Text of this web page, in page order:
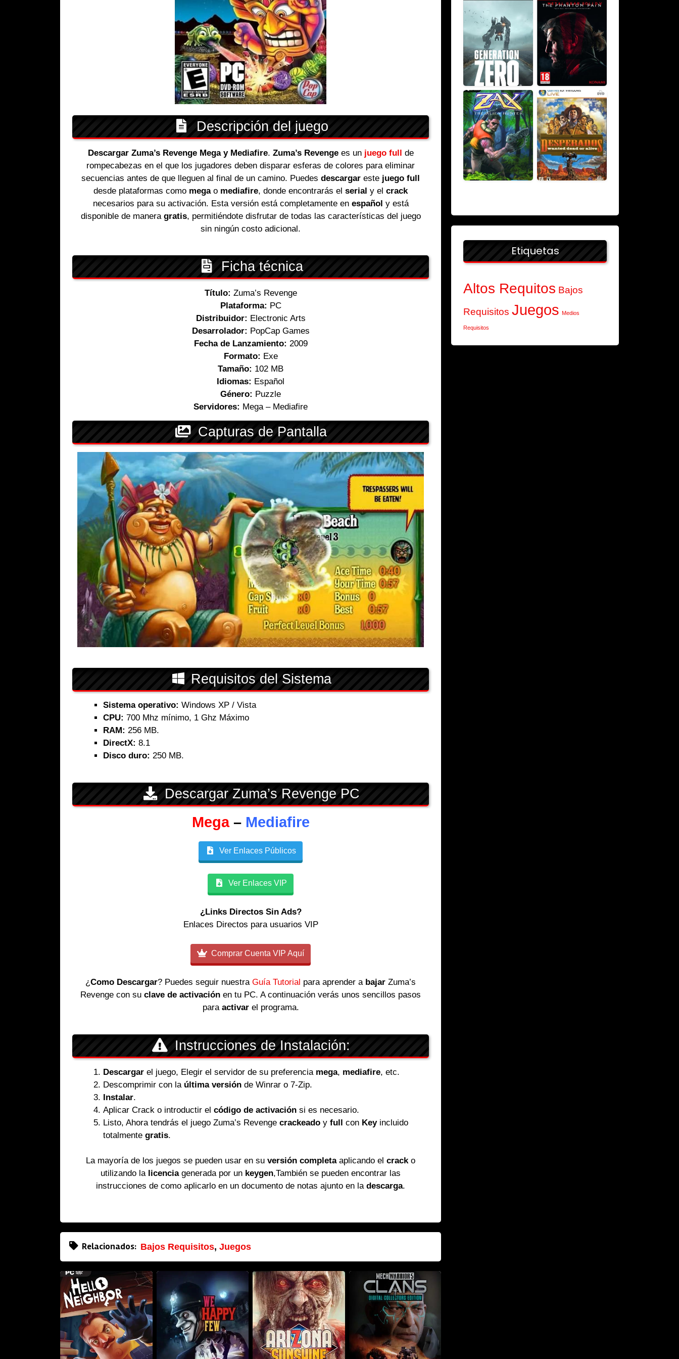
Descripción del juego
Descargar Zuma’s Revenge Mega y Mediafire. Zuma’s Revengees un juego full de
rompecabezas en el que los jugadores deben disparar esferas de colores para eliminar
secuencias antes de que lleguen al final de un camino. Puedesdescargar este juego full
desde plataformas como megao mediafire, donde encontrarás elserial y elcrack
necesarios para su activación. Esta versión está completamente en español y está
disponible de manera gratis, permitiéndote disfrutar de todas las características del juego
sin ningún costo adicional.
Ficha técnica
Título: Zuma’s Revenge
Plataforma: PC
Distribuidor: Electronic Arts
Desarrolador: PopCap Games
Fecha de Lanzamiento: 2009
Formato: Exe
Tamaño: 102 MB
Idiomas: Español
Género: Puzzle
Servidores: Mega – Mediafire
Capturas de Pantalla
Requisitos del Sistema
Sistema operativo: Windows XP / Vista
CPU: 700 Mhz mínimo, 1 Ghz Máximo
RAM: 256 MB.
DirectX: 8.1
Disco duro: 250 MB.
Descargar Zuma’s Revenge PC
Mega– Mediafire
Ver Enlaces Públicos
Ver Enlaces VIP
¿Links Directos Sin Ads?
Enlaces Directos para usuarios VIP
Comprar Cuenta VIP Aquí
¿Como Descargar? Puedes seguir nuestraGuía Tutorial para aprender a bajar Zuma’s
Revenge con suclave de activaciónen tu PC. A continuación verás unos sencillos pasos
para activarel programa.
Instrucciones de Instalación:
Descargar el juego, Elegir el servidor de su preferencia mega, mediafire, etc.
Descomprimir con la última versión de Winrar o 7-Zip.
Instalar.
Aplicar Crack o introductir el código de activación si es necesario.
Listo, Ahora tendrás el juego Zuma’s Revenge crackeado y full con Keyincluido
totalmente gratis.
La mayoría de los juegos se pueden usar en suversión completaaplicando elcracko
utilizando la licenciagenerada por un keygen,También se pueden encontrar las
instrucciones de como aplicarlo en un documento de notas ajunto en ladescarga.
Relacionados: Bajos Requisitos, Juegos
Etiquetas
Altos Requitos Bajos
Requisitos Juegos Medios
Requisitos